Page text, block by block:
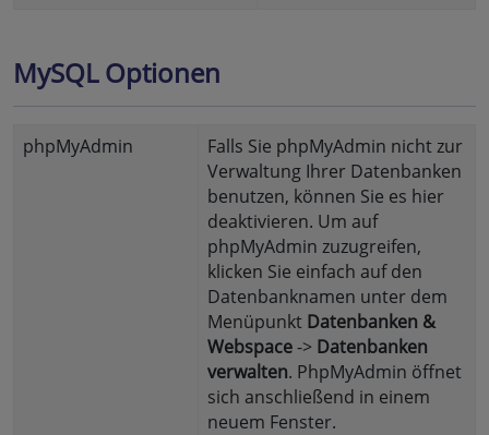
MySQL Optionen
phpMyAdmin
Falls Sie phpMyAdmin nicht zur
Verwaltung Ihrer Datenbanken
benutzen, können Sie es hier
deaktivieren. Um auf
phpMyAdmin zuzugreifen,
klicken Sie einfach auf den
Datenbanknamen unter dem
Menüpunkt Datenbanken &
Webspace-> Datenbanken
verwalten. PhpMyAdmin öffnet
sich anschließend in einem
neuem Fenster.